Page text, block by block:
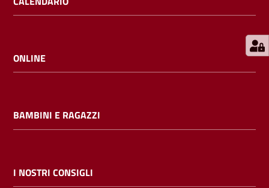
i
l
Cerca nei
cataloghi
Chiedi al
ONLINE
BAMBINI E RAGAZZI
I NOSTRI CONSIGLI